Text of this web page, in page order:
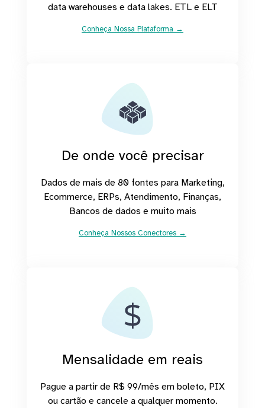
data warehouses e data lakes. ETL e ELT
Conheça Nossa Plataforma →
De onde você precisar
Dados de mais de 80 fontes para Marketing,
Ecommerce, ERPs, Atendimento, Finanças,
Bancos de dados e muito mais
Conheça Nossos Conectores →
Mensalidade em reais
Pague a partir de R$ 99/mês em boleto, PIX
ou cartão e cancele a qualquer momento.